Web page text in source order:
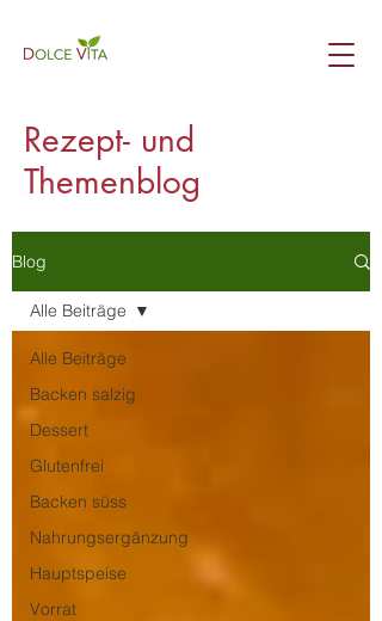
Rezept- und
Themenblog
Blog
Alle Beiträge
Backen salzig
Dessert
Glutenfrei
Backen süss
Nahrungsergänzung
Hauptspeise
Vorrat
Alle Beiträge